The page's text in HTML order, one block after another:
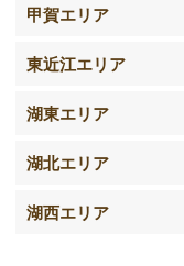
甲賀エリア
東近江エリア
湖東エリア
湖北エリア
湖西エリア